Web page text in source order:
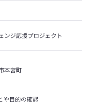
ンジ応援プロジェクト
本宮町
や目的の確認